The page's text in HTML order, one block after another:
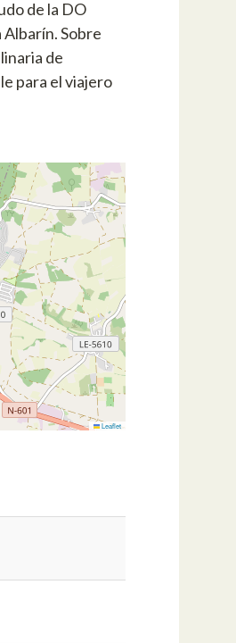
de la DO
Sobre
de
para el viajero
Leaflet